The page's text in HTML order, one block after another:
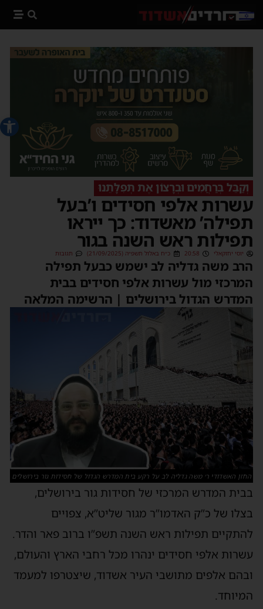
פתח
וְקַבֵּל בְּרַחֲמִים וּבְרָצוֹן אֶת תְּפִלָּתֵנוּ
עשרות אלפי חסידים ו’בעל
תפילה’ מאשדוד: כך ייראו
תפילות ראש השנה בגור
יוסי יחזקאלי 20:58 כ״ח באלול תשפ״ה (21/09/2025) תגובות
הרב משה גדליה לב ישמש כבעל תפילה
המרכזי מול עשרות אלפי חסידים בבית
המדרש הגדול בירושלים | הרשימה המלאה
החזן האשדודי ר׳ משה גדליה לב על רקע בית המדרש הגדול של חסידות גור בירושלים
בבית המדרש המרכזי של חסידות גור בירושלים,
בצלו של כ”ק האדמו”ר מגור שליט”א, צפויים
להתקיים תפילות ראש השנה תשפ”ו ברוב פאר והדר.
עשרות אלפי חסידים ינהרו מכל רחבי הארץ והעולם,
ובהם אלפים מתושבי העיר אשדוד, שיצטרפו למעמד
המיוחד.